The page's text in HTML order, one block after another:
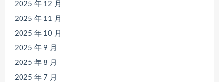
2025 年 12 月
2025 年 11 月
2025 年 10 月
2025 年 9 月
2025 年 8 月
2025 年 7 月